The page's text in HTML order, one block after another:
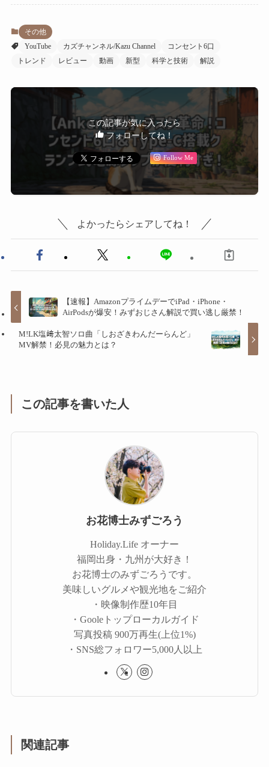
その他
YouTube
カズチャンネル/Kazu Channel
コンセント6口
トレンド
レビュー 動画 新型 科学と技術 解説
この記事が気に入ったら
フォローしてね！
Follow Me
よかったらシェアしてね！
【速報】AmazonプライムデーでiPad・iPhone・
AirPodsが爆安！みずおじさん解説で買い逃し厳禁！
M!LK塩﨑太智ソロ曲「しおざきわんだーらんど」
MV解禁！必見の魅力とは？
この記事を書いた人
お花博士みずごろう
Holiday.Life オーナー
福岡出身・九州が大好き！
お花博士のみずごろうです。
美味しいグルメや観光地をご紹介
・映像制作歴10年目
・Gooleトップローカルガイド
写真投稿 900万再生(上位1%)
・SNS総フォロワー5,000人以上
関連記事